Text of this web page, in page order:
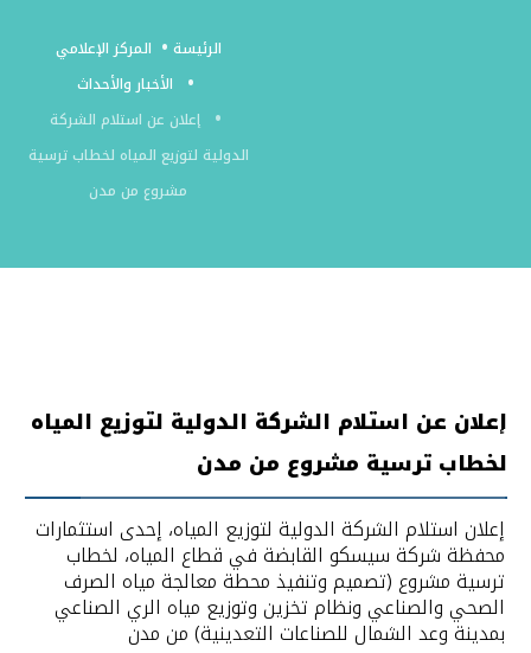
الرئيسة
المركز الإعلامي
الأخبار والأحداث
إعلان عن استلام الشركة
الدولية لتوزيع المياه لخطاب ترسية
مشروع من مدن
إعلان عن استلام الشركة الدولية لتوزيع المياه
لخطاب ترسية مشروع من مدن
إعلان استلام الشركة الدولية لتوزيع المياه، إحدى استثمارات
محفظة شركة سيسكو القابضة في قطاع المياه، لخطاب
ترسية مشروع (تصميم وتنفيذ محطة معالجة مياه الصرف
الصحي والصناعي ونظام تخزين وتوزيع مياه الري الصناعي
بمدينة وعد الشمال للصناعات التعدينية) من مدن